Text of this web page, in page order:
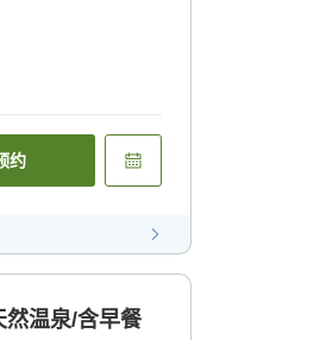
约
然温泉/含早餐